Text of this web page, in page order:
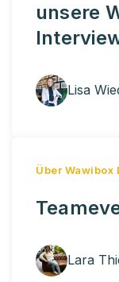
unsere
Lisa
Über Wawibox
Lara